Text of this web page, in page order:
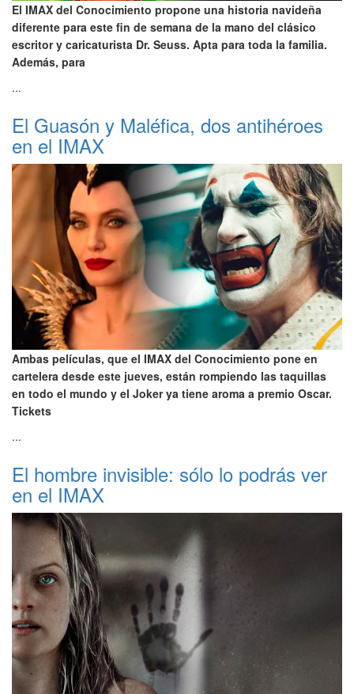
El IMAX del Conocimiento propone una historia navideña
diferente para este fin de semana de la mano del clásico
escritor y caricaturista Dr. Seuss. Apta para toda la familia.
Además, para
...
El Guasón y Maléfica, dos antihéroes
en el IMAX
Ambas películas, que el IMAX del Conocimiento pone en
cartelera desde este jueves, están rompiendo las taquillas
en todo el mundo y el Joker ya tiene aroma a premio Oscar.
Tickets
...
El hombre invisible: sólo lo podrás ver
en el IMAX